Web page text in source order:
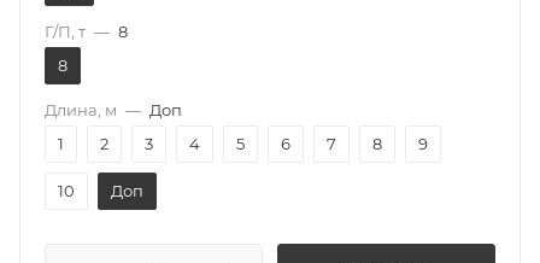
Г/П, т — 8
8
Длина, м — Доп
1
2 3 4 5 6 7 8 9
10 Доп